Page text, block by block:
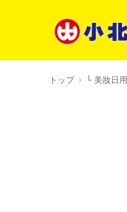
トップ └ 美妝日用